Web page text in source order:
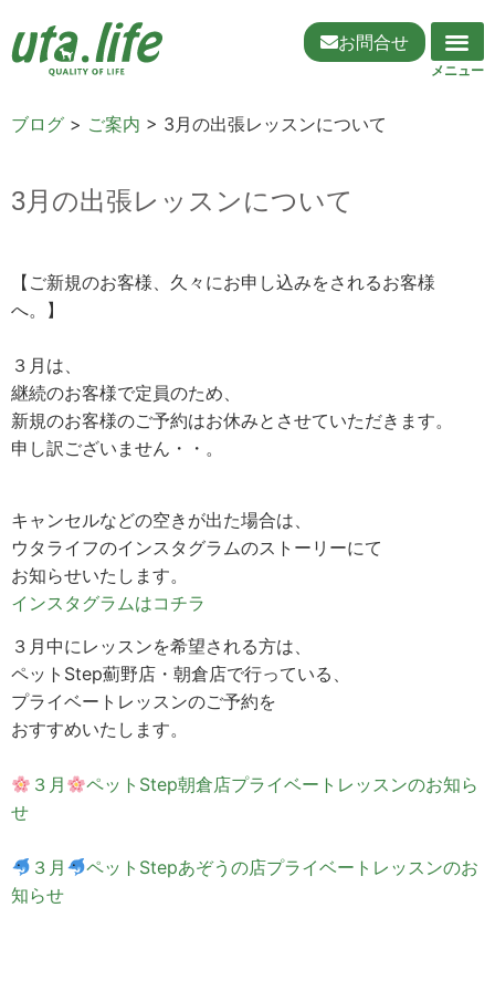
お問合せ
ブログ > ご案内 > 3月の出張レッスンについて
3月の出張レッスンについて
【ご新規のお客様、久々にお申し込みをされるお客様
へ。】
３月は、
継続のお客様で定員のため、
新規のお客様のご予約はお休みとさせていただきます。
申し訳ございません・・。
キャンセルなどの空きが出た場合は、
ウタライフのインスタグラムのストーリーにて
お知らせいたします。
インスタグラムはコチラ
３月中にレッスンを希望される方は、
ペットStep薊野店・朝倉店で行っている、
プライベートレッスンのご予約を
おすすめいたします。
３月
ペットStep朝倉店プライベートレッスンのお知ら
せ
３月
ペットStepあぞうの店プライベートレッスンのお
知らせ